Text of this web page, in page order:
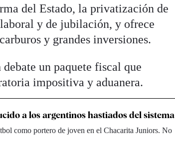
del Estado, la privatización de
y de jubilación, y ofrece
y grandes inversiones.
un paquete fiscal que
impositiva y aduanera.
a los argentinos hastiados del sistema
como portero de joven en el Chacarita Juniors. No